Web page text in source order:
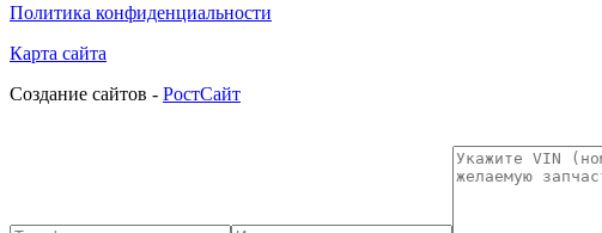
Политика конфиденциальности
Карта сайта
Cоздание сайтов - РостСайт